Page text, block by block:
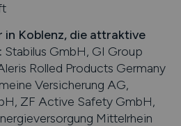
in Koblenz, die attraktive
: Stabilus GmbH, GI Group
Rolled Products Germany
Versicherung AG,
ZF Active Safety GmbH,
Mittelrhein